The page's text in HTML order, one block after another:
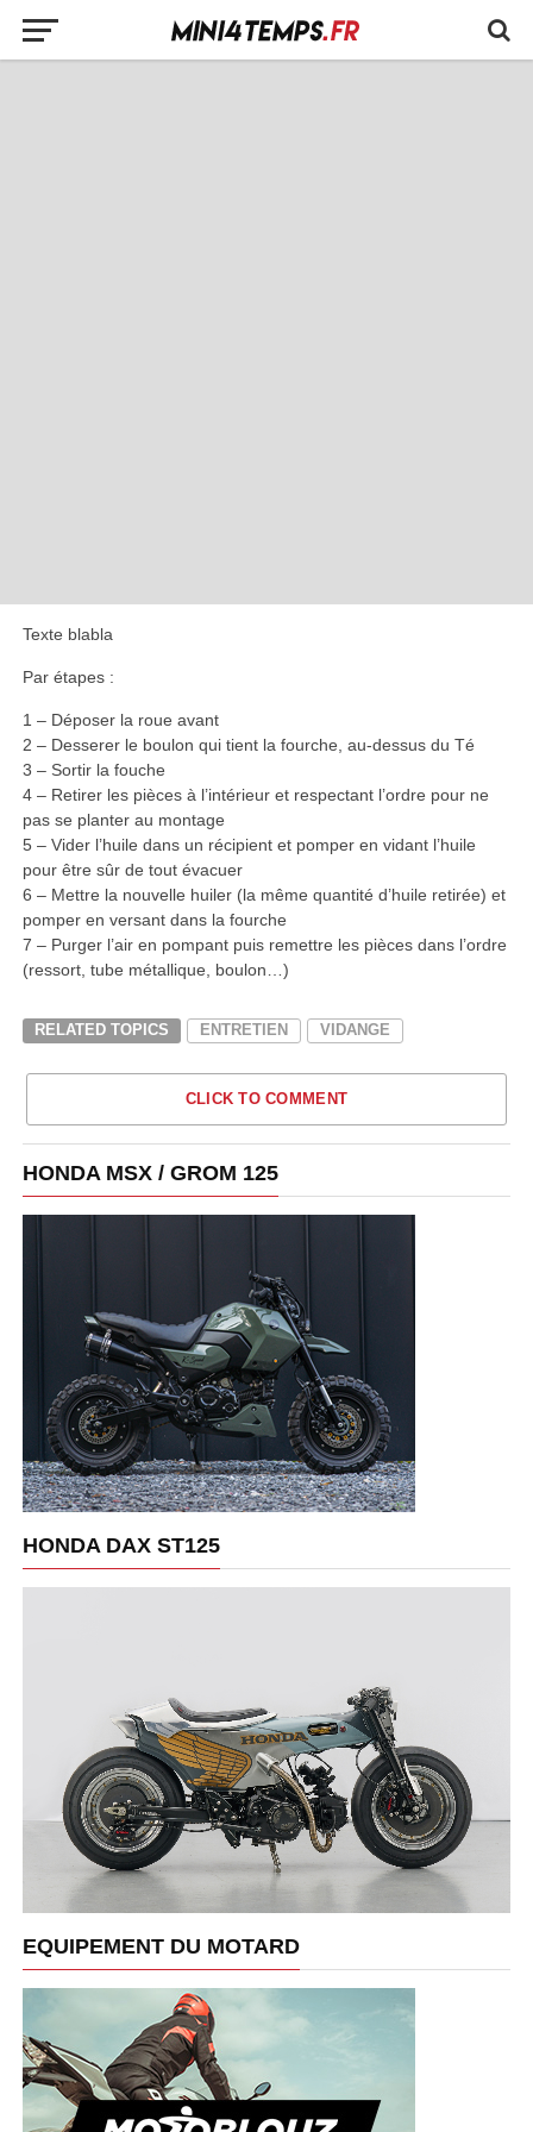
Texte blabla
Par étapes :
1 – Déposer la roue avant
2 – Desserer le boulon qui tient la fourche, au-dessus du Té
3 – Sortir la fouche
4 – Retirer les pièces à l’intérieur et respectant l’ordre pour ne
pas se planter au montage
5 – Vider l’huile dans un récipient et pomper en vidant l’huile
pour être sûr de tout évacuer
6 – Mettre la nouvelle huiler (la même quantité d’huile retirée) et
pomper en versant dans la fourche
7 – Purger l’air en pompant puis remettre les pièces dans l’ordre
(ressort, tube métallique, boulon…)
RELATED TOPICS ENTRETIEN VIDANGE
CLICK TO COMMENT
HONDA MSX / GROM 125
HONDA DAX ST125
EQUIPEMENT DU MOTARD